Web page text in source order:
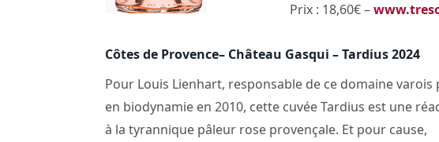
Prix : 18,60€ –
Côtes de Provence– Château Gasqui – Tardius 2024
Pour Louis Lienhart, responsable de ce domaine varois
en biodynamie en 2010, cette cuvée Tardius est une
à la tyrannique pâleur rose provençale. Et pour cause,